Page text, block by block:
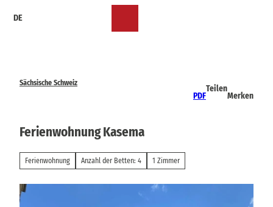
DE
Sächsische Schweiz
PDF
Teilen
Merken
Ferienwohnung Kasema
Ferienwohnung Anzahl der Betten: 4 1 Zimmer